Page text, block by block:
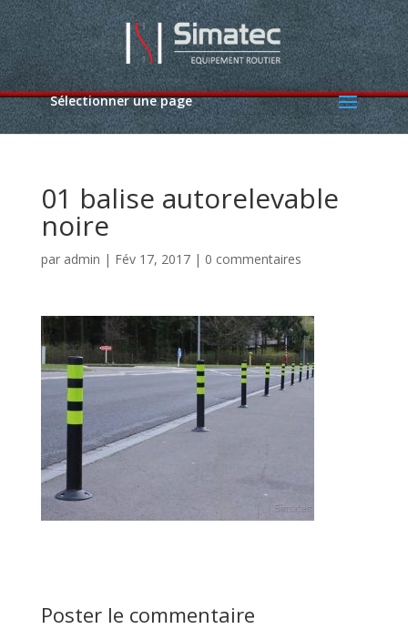
Sélectionner une page
01 balise autorelevable
noire
par admin | Fév 17, 2017| 0 commentaires
Poster le commentaire